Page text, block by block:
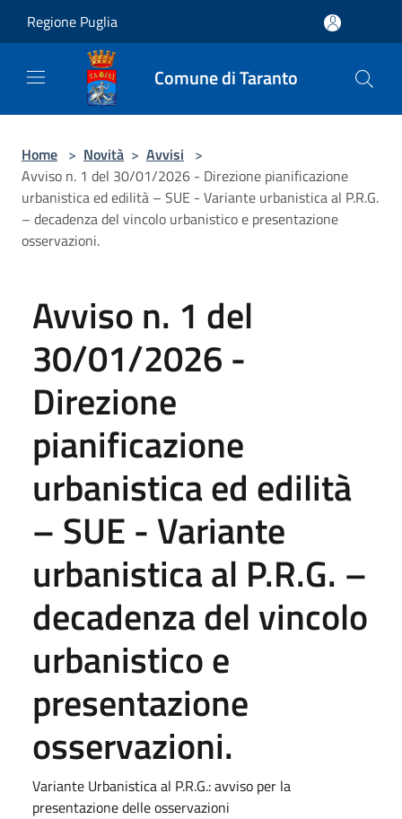
Regione Puglia
Comune di Taranto
Home > Novità > Avvisi >
Avviso n. 1 del 30/01/2026 - Direzione pianificazione
urbanistica ed edilità – SUE - Variante urbanistica al P.R.G.
– decadenza del vincolo urbanistico e presentazione
osservazioni.
Avviso n. 1 del
30/01/2026 -
Direzione
pianificazione
urbanistica ed edilità
– SUE - Variante
urbanistica al P.R.G. –
decadenza del vincolo
urbanistico e
presentazione
osservazioni.
Variante Urbanistica al P.R.G.: avviso per la
presentazione delle osservazioni